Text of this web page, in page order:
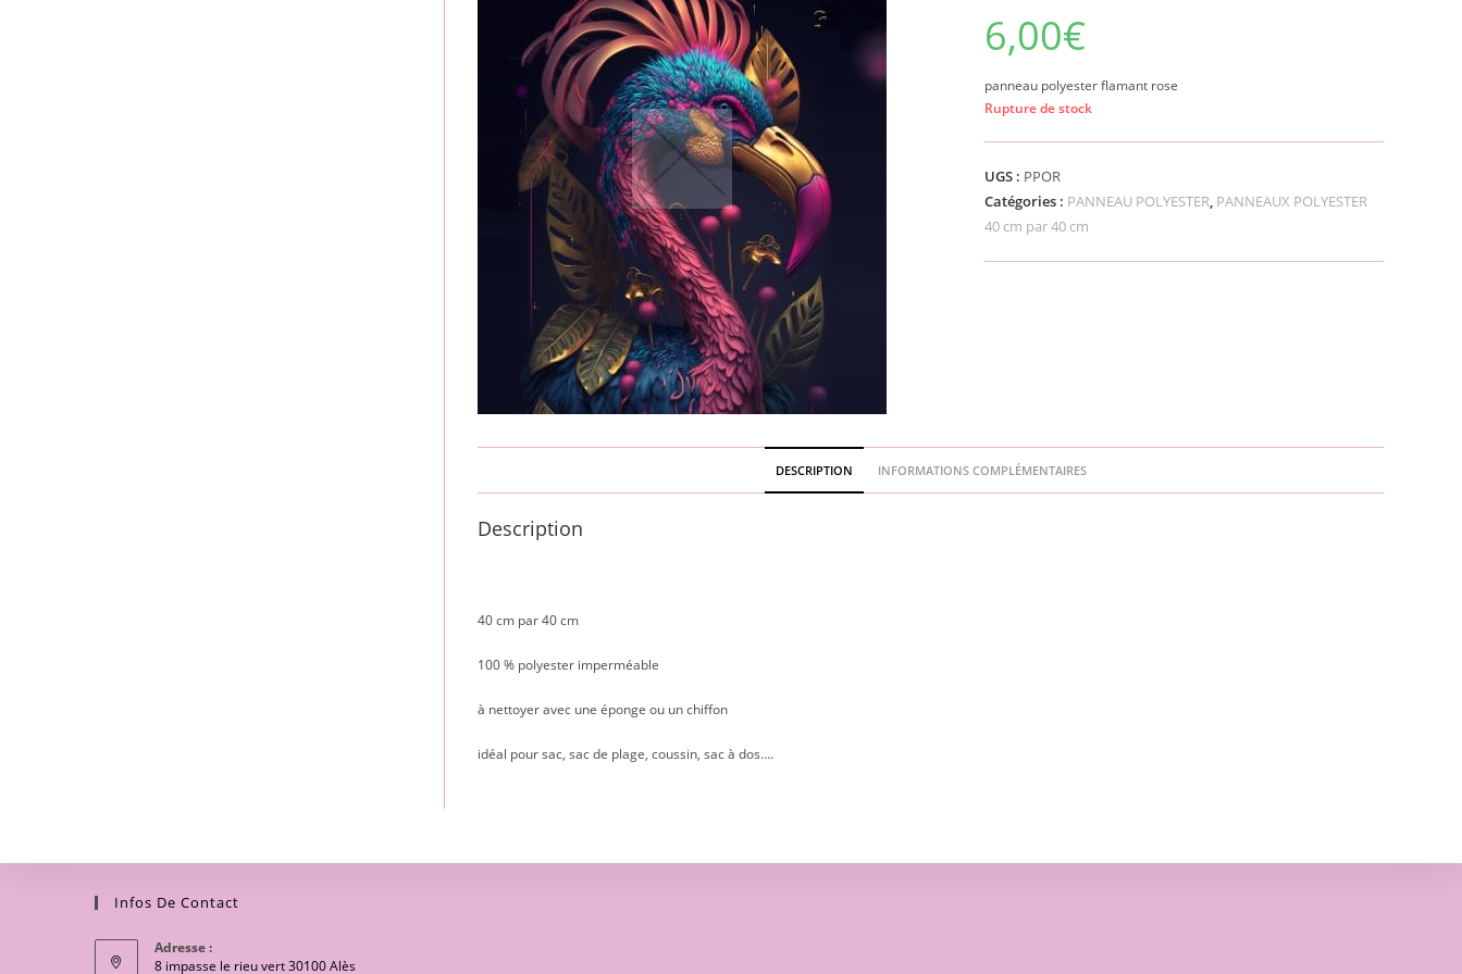
6,00€
panneau polyester flamant rose
Rupture de stock
UGS : PPOR
Catégories : PANNEAU POLYESTER, PANNEAUX POLYESTER
40 cm par 40 cm
DESCRIPTION INFORMATIONS COMPLÉMENTAIRES
Description
40 cm par 40 cm
100 % polyester imperméable
à nettoyer avec une éponge ou un chiffon
idéal pour sac, sac de plage, coussin, sac à dos….
Infos De Contact
Adresse :
8 impasse le rieu vert 30100 Alès